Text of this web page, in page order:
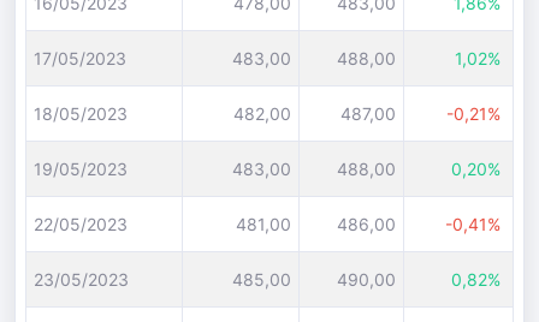
17/05/2023 483,00 488,00 1,02%
18/05/2023 482,00 487,00 -0,21%
19/05/2023 483,00 488,00 0,20%
22/05/2023 481,00 486,00 -0,41%
23/05/2023 485,00 490,00 0,82%